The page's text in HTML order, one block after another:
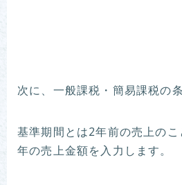
次に、一般課税・簡易課税の
基準期間とは2年前の売上の
年の売上金額を入力します。